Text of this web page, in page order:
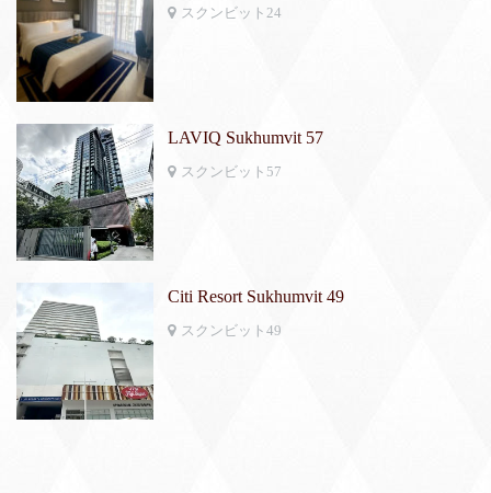
スクンビット24
LAVIQ Sukhumvit 57
スクンビット57
Citi Resort Sukhumvit 49
スクンビット49